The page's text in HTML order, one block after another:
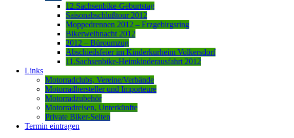
12.Sachsenbike-Geburtstag
Saisonabschlußtour 2012
Moppedrennen 2012 – Erzgebirgsring
Bikerweihnacht 2012
2012 – Büroumzug
Abschiedsfeier im Kinderkurheim Volkersdorf
11.Sachsenbike-Heimkinderausfahrt 2012
Links
Motorradclubs, Vereine/Verbände
Motorradhersteller und Importeure
Motorradzubehör
Motorradreisen, Unterkünfte
Private Biker-Seiten
Termin eintragen